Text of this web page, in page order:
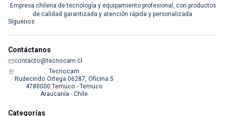
Empresa chilena de tecnología y equipamiento profesional, con productos
de calidad garantizada y atención rápida y personalizada.
Síguenos
Contáctanos
contacto@tecnocam.cl
Tecnocam
Rudecindo Ortega 06287, Oficina 5
4780000 Temuco - Temuco
Araucanía - Chile
Categorías